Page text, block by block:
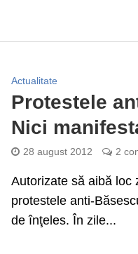
Actualitate
Protestele
Nici
28 august 2012 2
Autorizate să aibă loc
protestele anti-
de înţeles. În zile...